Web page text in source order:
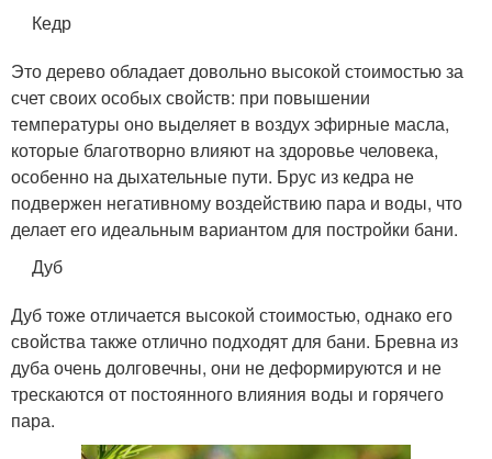
Кедр
Это дерево обладает довольно высокой стоимостью за
счет своих особых свойств: при повышении
температуры оно выделяет в воздух эфирные масла,
которые благотворно влияют на здоровье человека,
особенно на дыхательные пути. Брус из кедра не
подвержен негативному воздействию пара и воды, что
делает его идеальным вариантом для постройки бани.
Дуб
Дуб тоже отличается высокой стоимостью, однако его
свойства также отлично подходят для бани. Бревна из
дуба очень долговечны, они не деформируются и не
трескаются от постоянного влияния воды и горячего
пара.